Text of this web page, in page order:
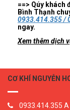
==> Qúy khách
Bình Thạnh
0933.414.355 /
ngay.
Xem thêm dịch
CƠ KHÍ NGUYỄN
0933.414.355 A